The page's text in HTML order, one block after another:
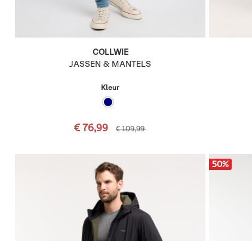
COLLWIE
JASSEN & MANTELS
Kleur
€ 76,99 € 109,99
50%